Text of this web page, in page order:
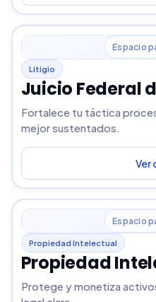
Espacio
Litigio
Juicio Federal
Fortalece tu táctica
mejor sustentados.
Ver
Espacio
Propiedad Intelectual
Propiedad
Protege y monetiza